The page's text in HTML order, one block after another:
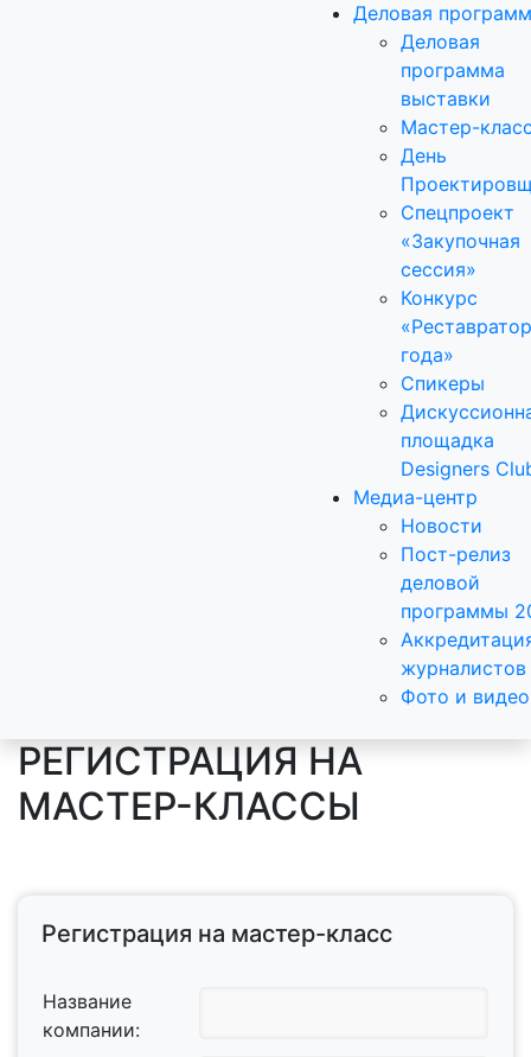
Деловая
Деловая
программа
выставки
Мастер-
День
Спецпроект
«Закупочная
сессия»
Конкурс
«Реставратор
года»
Спикеры
площадка
Designers
Медиа-центр
Новости
Пост-релиз
деловой
программы
журналистов
Фото и видео
РЕГИСТРАЦИЯ НА
МАСТЕР-КЛАССЫ
Регистрация на мастер-класс
Название
компании: